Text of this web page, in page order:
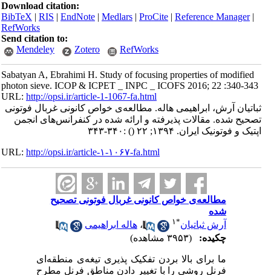
Download citation:
BibTeX|RIS|EndNote|Medlars|ProCite|Reference Manager
RefWorks
Send citation to:
Mendeley
Zotero RefWorks
Sabatyan A, Ebrahimi H. Study of focusing properties of modified
photon sieve. ICOP & ICPET _ INPC _ ICOFS 2016; 22 :340-343
URL:http://opsi.ir/article-1-1067-fa.html
ثباتیان آرش، ابراهیمی هاله. مطالعه‌ی خواص کانونی غربال فوتونی
تصحیح شده. مقالات پذیرفته و ارائه شده در کنفرانس‌های انجمن
اپتیک و فوتونیک ایران. ۱۳۹۴; ۲۲
() :۳۴۰-۳۴۳
URL:http://opsi.ir/article-۱-۱۰۶۷-fa.html
مطالعه‌ی خواص کانونی غربال فوتونی تصحیح
شده
آرش ثباتیان *۱ ،هاله ابراهیمی
چکیده:
ما برای بالا بردن تفکیک پذیری تیغه‌ی منطقه‌ای
فرنل روشی را با تغییر دادن مناطق فرنل مطرح